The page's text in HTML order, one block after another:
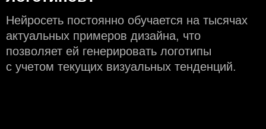
Нейросеть постоянно обучается на тысячах
актуальных примеров дизайна, что
позволяет ей генерировать логотипы
с учeтом текущих визуальных тенденций.